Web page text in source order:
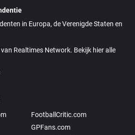
in Europa, de Verenigde Staten en
Realtimes Network. Bekijk hier alle
FootballCritic.com
GPFans.com